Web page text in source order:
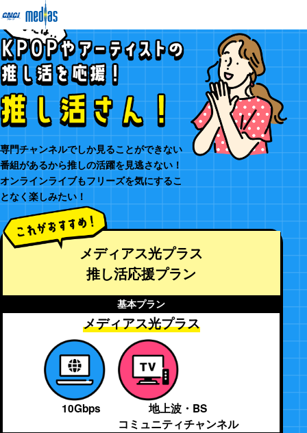
専門チャンネルでしか見ることができない
番組があるから推しの活躍を見逃さない！
オンラインライブもフリーズを気にするこ
となく楽しみたい！
メディアス光プラス
推し活応援プラン
基本プラン
メディアス光プラス
10Gbps
地上波・BS
コミュニティチャンネル